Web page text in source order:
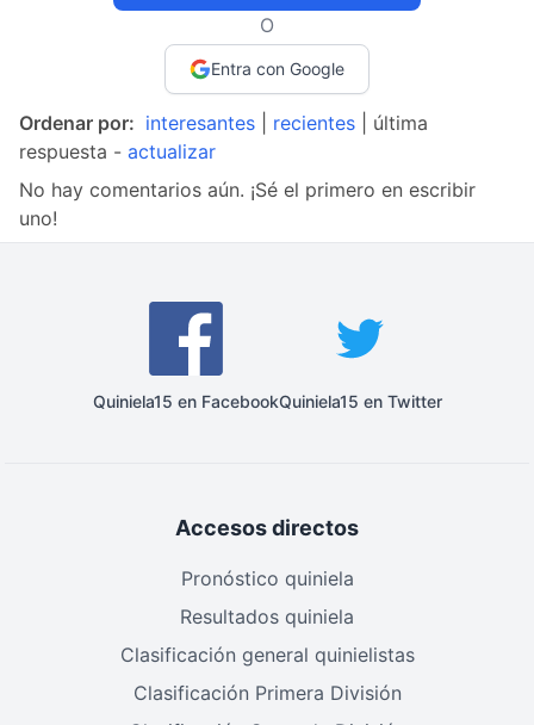
O
Entra con Google
Ordenar por: interesantes recientes | última
respuesta - actualizar
No hay comentarios aún. ¡Sé el primero en escribir
uno!
Quiniela15 en FacebookQuiniela15 en Twitter
Accesos directos
Pronóstico quiniela
Resultados quiniela
Clasificación general quinielistas
Clasificación Primera División